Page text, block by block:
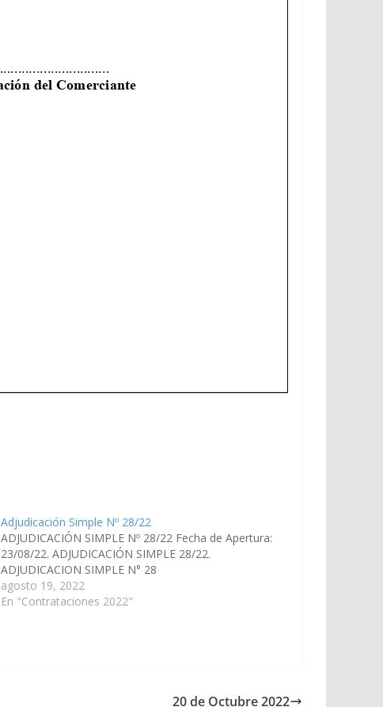
Adjudicación Simple Nº 28/22
ADJUDICACIÓN SIMPLE Nº 28/22 Fecha de Apertura:
23/08/22. ADJUDICACIÓN SIMPLE 28/22.
ADJUDICACION SIMPLE N° 28
agosto 19, 2022
En "Contrataciones 2022"
20 de Octubre 2022